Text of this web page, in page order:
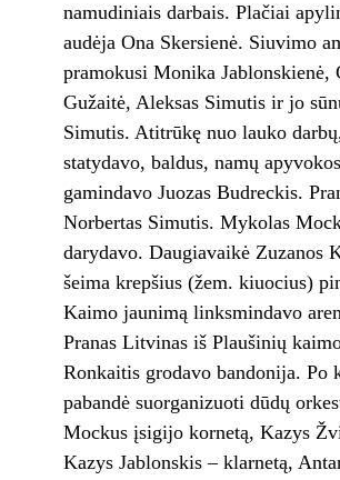
namudiniais darbais. Plačiai
audėja Ona Skersienė. Siuvimo
pramokusi Monika Jablonskienė,
Gužaitė, Aleksas Simutis ir jo
Simutis. Atitrūkę nuo lauko
statydavo, baldus, namų
gamindavo Juozas Budreckis.
Norbertas Simutis. Mykolas
darydavo. Daugiavaikė Zuzanos
šeima krepšius (žem. kiuocius)
Kaimo jaunimą linksmindavo
Pranas Litvinas iš Plaušinių
Ronkaitis grodavo bandonija. Po
pabandė suorganizuoti dūdų
Mockus įsigijo kornetą, Kazys
Kazys Jablonskis – klarnetą,